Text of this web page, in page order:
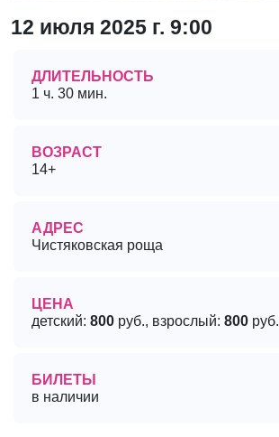
12 июля 2025 г. 9:00
ДЛИТЕЛЬНОСТЬ
1 ч. 30 мин.
ВОЗРАСТ
14+
АДРЕС
Чистяковская роща
ЦЕНА
детский: 800 руб., взрослый: 800 руб.
БИЛЕТЫ
в наличии